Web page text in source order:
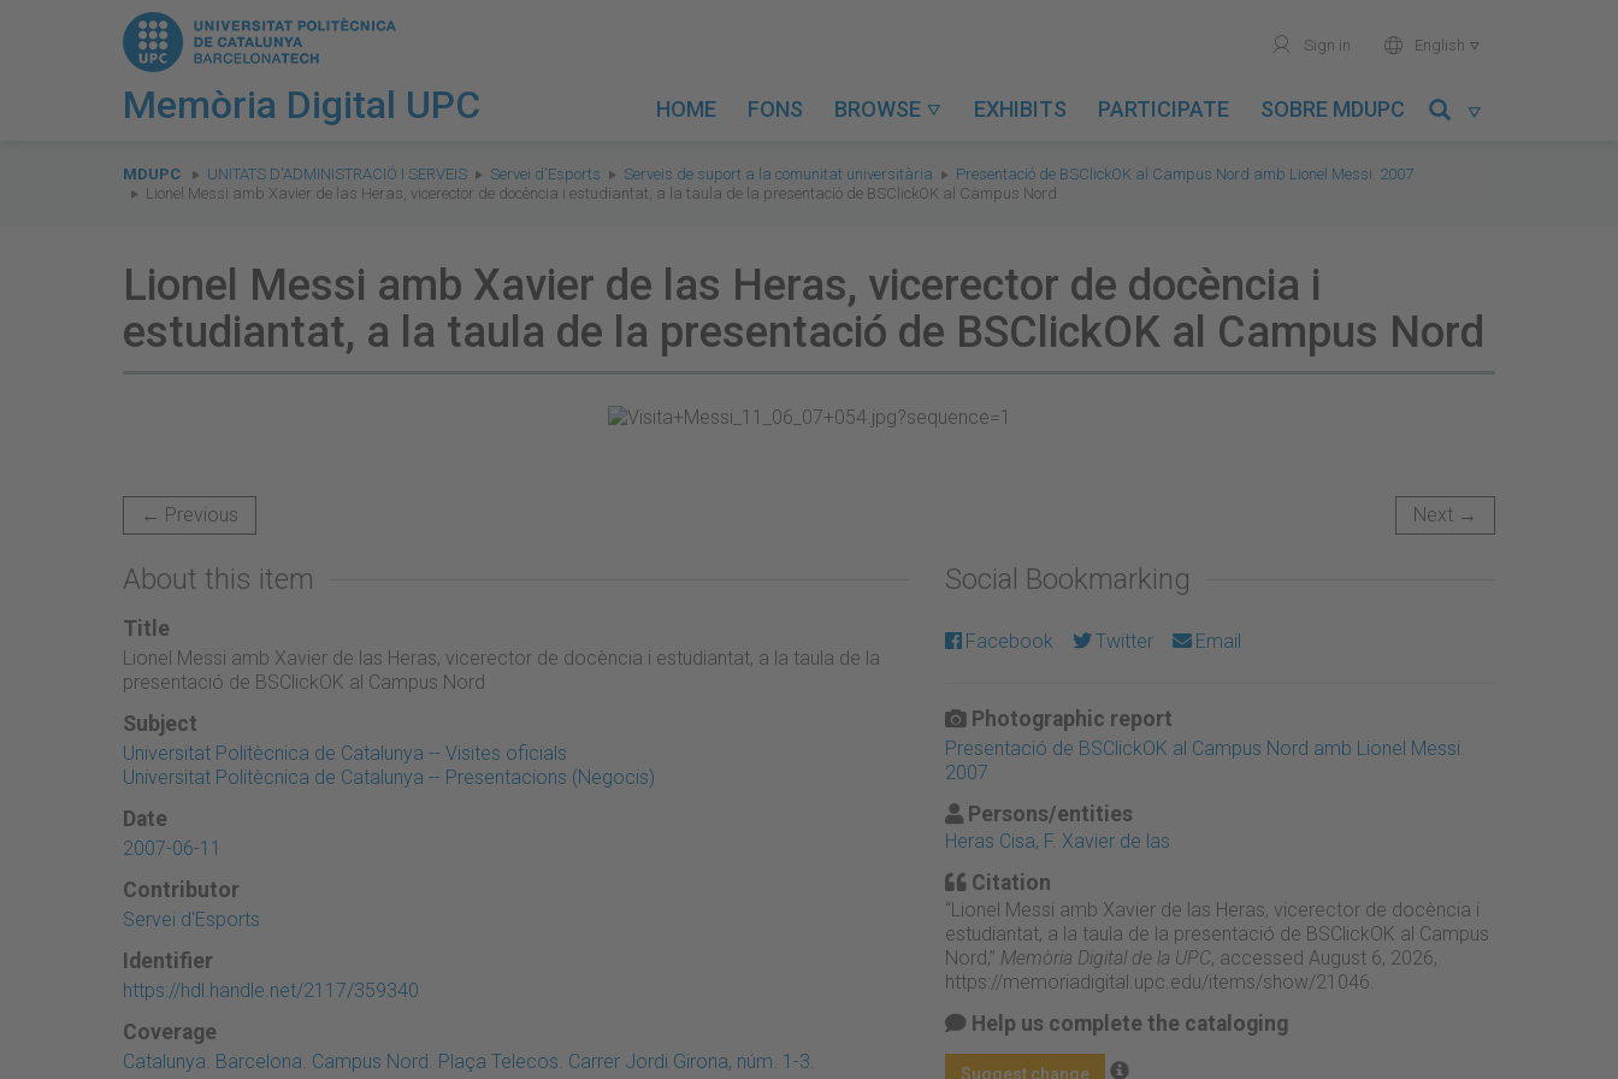
Memòria Digital UPC
user Sign in world English 
HOME FONS BROWSE  EXHIBITS PARTICIPATE SOBRE MDUPC 
are
here:
MDUPC UNITATS D'ADMINISTRACIÓ I SERVEIS Servei d'Esports Serveis de suport a la comunitat universitària
Presentació de BSClickOK al Campus Nord amb Lionel Messi. 2007
Lionel Messi amb Xavier de las Heras, vicerector de docència i estudiantat, a la taula de la presentació de BSClickOK al Campus Nord
Lionel Messi amb Xavier de las Heras, vicerector de docència i
estudiantat, a la taula de la presentació de BSClickOK al Campus Nord
← Previous Next →
About this item
Title
Lionel Messi amb Xavier de las Heras, vicerector de docència i estudiantat, a la taula de la
presentació de BSClickOK al Campus Nord
Subject
Universitat Politècnica de Catalunya -- Visites oficials
Universitat Politècnica de Catalunya -- Presentacions (Negocis)
Date
2007-06-11
Contributor
Servei d'Esports
Identifier
https://hdl.handle.net/2117/359340
Coverage
Catalunya. Barcelona. Campus Nord. Plaça Telecos. Carrer Jordi Girona, núm. 1-3.
Social Bookmarking
Facebook Twitter Email
Photographic report
Presentació de BSClickOK al Campus Nord amb Lionel Messi.
2007
Persons/entities
Heras Cisa, F. Xavier de las
Citation
“Lionel Messi amb Xavier de las Heras, vicerector de docència i
estudiantat, a la taula de la presentació de BSClickOK al Campus
Nord,” Memòria Digital de la UPC, accessed August 6, 2026,
https://memoriadigital.upc.edu/items/show/21046
Help us complete the cataloging
Suggest change